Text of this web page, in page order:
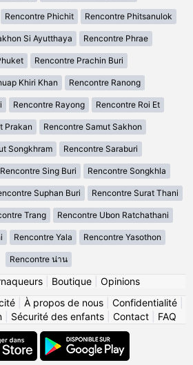
Rencontre Phichit Rencontre Phitsanulok
Si Ayutthaya Rencontre Phrae
Rencontre Prachin Buri
Khiri Khan Rencontre Ranong
Rencontre Rayong Rencontre Roi Et
Prakan Rencontre Samut Sakhon
Songkhram Rencontre Saraburi
Rencontre Sing Buri Rencontre Songkhla
Suphan Buri Rencontre Surat Thani
Trang Rencontre Ubon Ratchathani
Rencontre Yala Rencontre Yasothon
Rencontre น่าน
| Boutique| Opinions
À propos de nous Confidentialité
| Sécurité des enfants| Contact| FAQ